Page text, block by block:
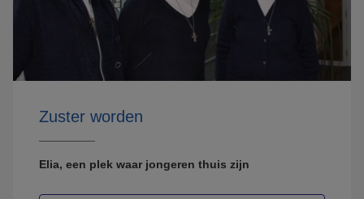
Zuster worden
Elia, een plek waar jongeren thuis zijn